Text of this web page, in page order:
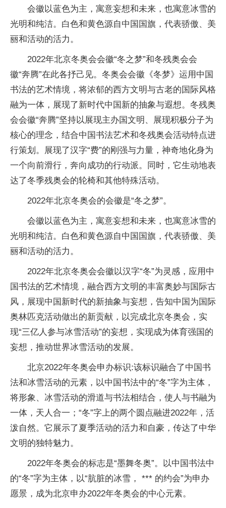
会徽以蓝色为主，寓意妄想和未来，也寓意冰雪的
光明和纯洁。白色和黄色源自中国国旗，代表骄傲、美
丽和活动的活力。
2022年北京冬奥会会徽“冬之梦”和冬残奥会会
徽“奔腾”在此各抒己见。冬奥会会徽《冬梦》运用中国
书法的艺术情境，将浓郁的西方文明与古老的国际风格
融为一体，展现了新时代中国新的抽象与遐想。冬残奥
会会徽“奔腾”坚持以展现主办国文明、展现积极分子为
核心的理念，结合中国书法艺术和冬残奥会活动特点进
行策划。展现了汉字“费”的刚强与力量，神奇地化身为
一个向前滑行，奔向成功的行动派。同时，它生动地表
达了冬季残奥会的轮椅和其他特殊活动。
2022年北京冬奥会的会徽是“冬之梦”。
会徽以蓝色为主，寓意妄想和未来，也寓意冰雪的
光明和纯洁。白色和黄色源自中国国旗，代表骄傲、美
丽和活动的活力。
2022年北京冬奥会会徽以汉字“冬”为灵感，应用中
国书法的艺术情境，融合西方文明的丰富奥妙与国际古
风，展现中国新时代的新抽象与妄想，告知中国为国际
奥林匹克活动做出的新贡献，以完成北京冬奥会，实
现“三亿人参与冰雪活动”的妄想，实现成为体育强国的
妄想，推动世界冰雪活动的发展。
北京2022年冬奥会申办标识:该标识融合了中国书
法和冰雪活动的元素，以中国书法中的“冬”字为主体，
将形象、冰雪活动的滑道与书法相结合，使人与书融为
一体，天人合一；“冬”字上的两个圆点融进2022年，活
泼自然。它展示了夏季活动的活力和自豪，传达了中华
文明的独特魅力。
2022年冬奥会的标志是“墨舞冬奥”。以中国书法中
的“冬”字为主体，以“肮脏的冰雪， *** 的约会”为申办
愿景，成为北京申办2022年冬奥会的中心元素。